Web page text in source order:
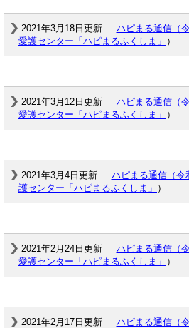
2021年3月18日更新 ハピまる通信（
愛護センター「ハピまるふくしま」 ）
2021年3月12日更新 ハピまる通信（
愛護センター「ハピまるふくしま」 ）
2021年3月4日更新 ハピまる通信（令
護センター「ハピまるふくしま」 ）
2021年2月24日更新 ハピまる通信（
愛護センター「ハピまるふくしま」 ）
2021年2月17日更新 ハピまる通信（